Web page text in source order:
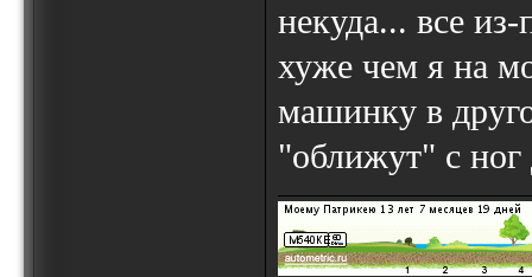
некуда... все
хуже чем я на
машинку в
"оближут" с